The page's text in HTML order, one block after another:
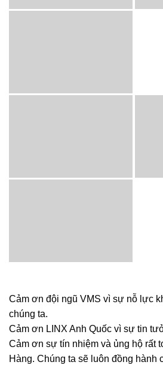
Cảm ơn đội ngũ VMS vì sự nỗ lực
chúng ta.
Cảm ơn LINX Anh Quốc vì sự tin
Cảm ơn sự tín nhiệm và ủng hộ rất
Hàng. Chúng ta sẽ luôn đồng hành